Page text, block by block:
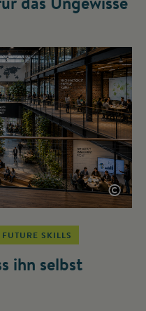
©
FUTURE SKILLS
ihn selbst